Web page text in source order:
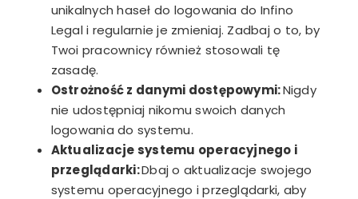
unikalnych haseł do logowania do Infino
Legal i regularnie je zmieniaj. Zadbaj o to, by
Twoi pracownicy również stosowali tę
zasadę.
Ostrożność z danymi dostępowymi:Nigdy
nie udostępniaj nikomu swoich danych
logowania do systemu.
Aktualizacje systemu operacyjnego i
przeglądarki:Dbaj o aktualizacje swojego
systemu operacyjnego i przeglądarki, aby